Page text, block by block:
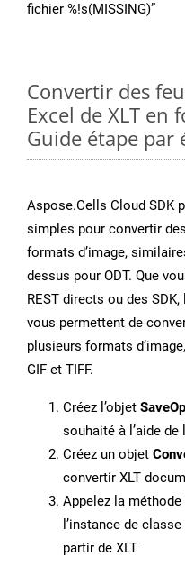
fichier %!s(MISSING)”
Convertir des
Excel de XLT en
Guide étape par
Aspose.Cells Cloud SDK
simples pour convertir
formats d’image,
dessus pour ODT. Que
REST directs ou des
vous permettent de
plusieurs formats
GIF et TIFF.
Créez l’objet
souhaité à l’aide de
Créez un objet
convertir XLT
Appelez la méthode
l’instance de
partir de XLT